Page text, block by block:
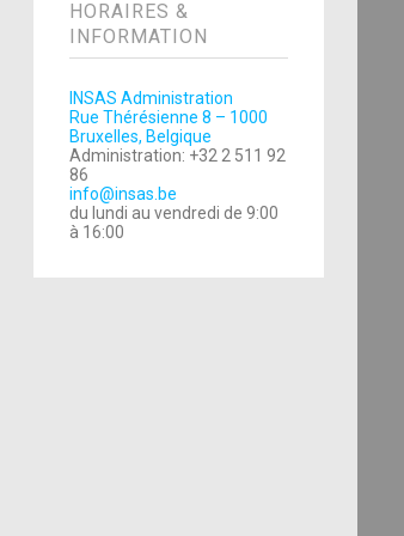
HORAIRES &
INFORMATION
INSAS Administration
Rue Thérésienne 8 – 1000
Bruxelles, Belgique
Administration: +32 2 511 92
86
info@insas.be
du lundi au vendredi de 9:00
à 16:00